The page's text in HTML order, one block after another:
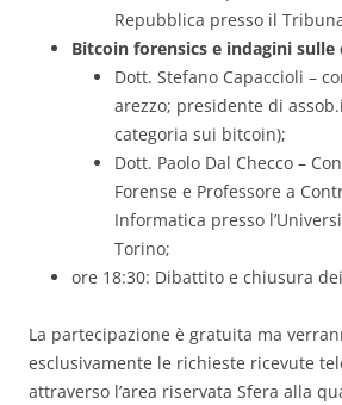
Repubblica presso il
Bitcoin forensics e indagini
Dott. Stefano Capaccioli –
arezzo; presidente di
categoria sui bitcoin);
Dott. Paolo Dal Checco –
Forense e Professore a
Informatica presso
Torino;
ore 18:30: Dibattito e chiusura
La partecipazione è gratuita ma
esclusivamente le richieste ricevute
attraverso l’area riservata Sfera alla